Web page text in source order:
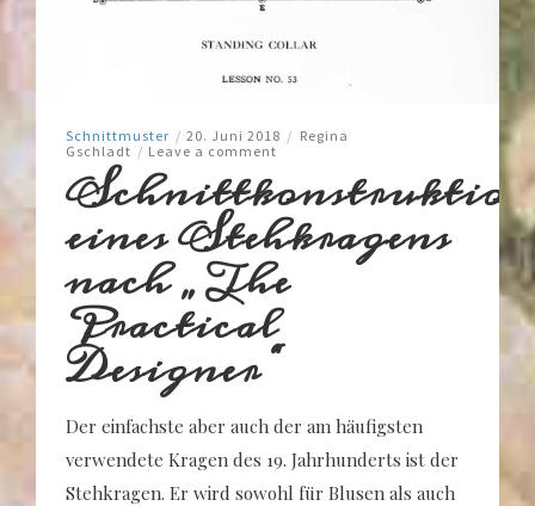
Schnittmuster / 20. Juni 2018 / Regina
Gschladt / Leave a comment
Schnittkonstruktion
eines Stehkragens
nach „The
Practical
Designer“
Der einfachste aber auch der am häufigsten
verwendete Kragen des 19. Jahrhunderts ist der
Stehkragen. Er wird sowohl für Blusen als auch